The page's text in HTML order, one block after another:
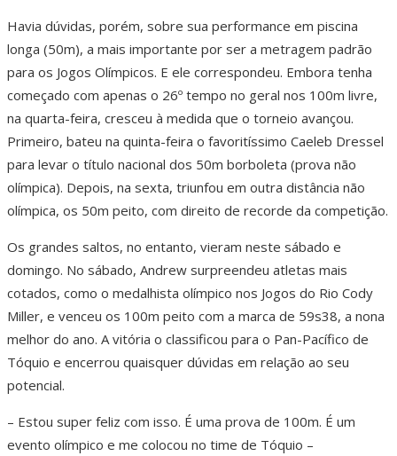
Havia dúvidas, porém, sobre sua performance em piscina
longa (50m), a mais importante por ser a metragem padrão
para os Jogos Olímpicos. E ele correspondeu. Embora tenha
começado com apenas o 26º tempo no geral nos 100m livre,
na quarta-feira, cresceu à medida que o torneio avançou.
Primeiro, bateu na quinta-feira o favoritíssimo Caeleb Dressel
para levar o título nacional dos 50m borboleta (prova não
olímpica). Depois, na sexta, triunfou em outra distância não
olímpica, os 50m peito, com direito de recorde da competição.
Os grandes saltos, no entanto, vieram neste sábado e
domingo. No sábado, Andrew surpreendeu atletas mais
cotados, como o medalhista olímpico nos Jogos do Rio Cody
Miller, e venceu os 100m peito com a marca de 59s38, a nona
melhor do ano. A vitória o classificou para o Pan-Pacífico de
Tóquio e encerrou quaisquer dúvidas em relação ao seu
potencial.
– Estou super feliz com isso. É uma prova de 100m. É um
evento olímpico e me colocou no time de Tóquio –